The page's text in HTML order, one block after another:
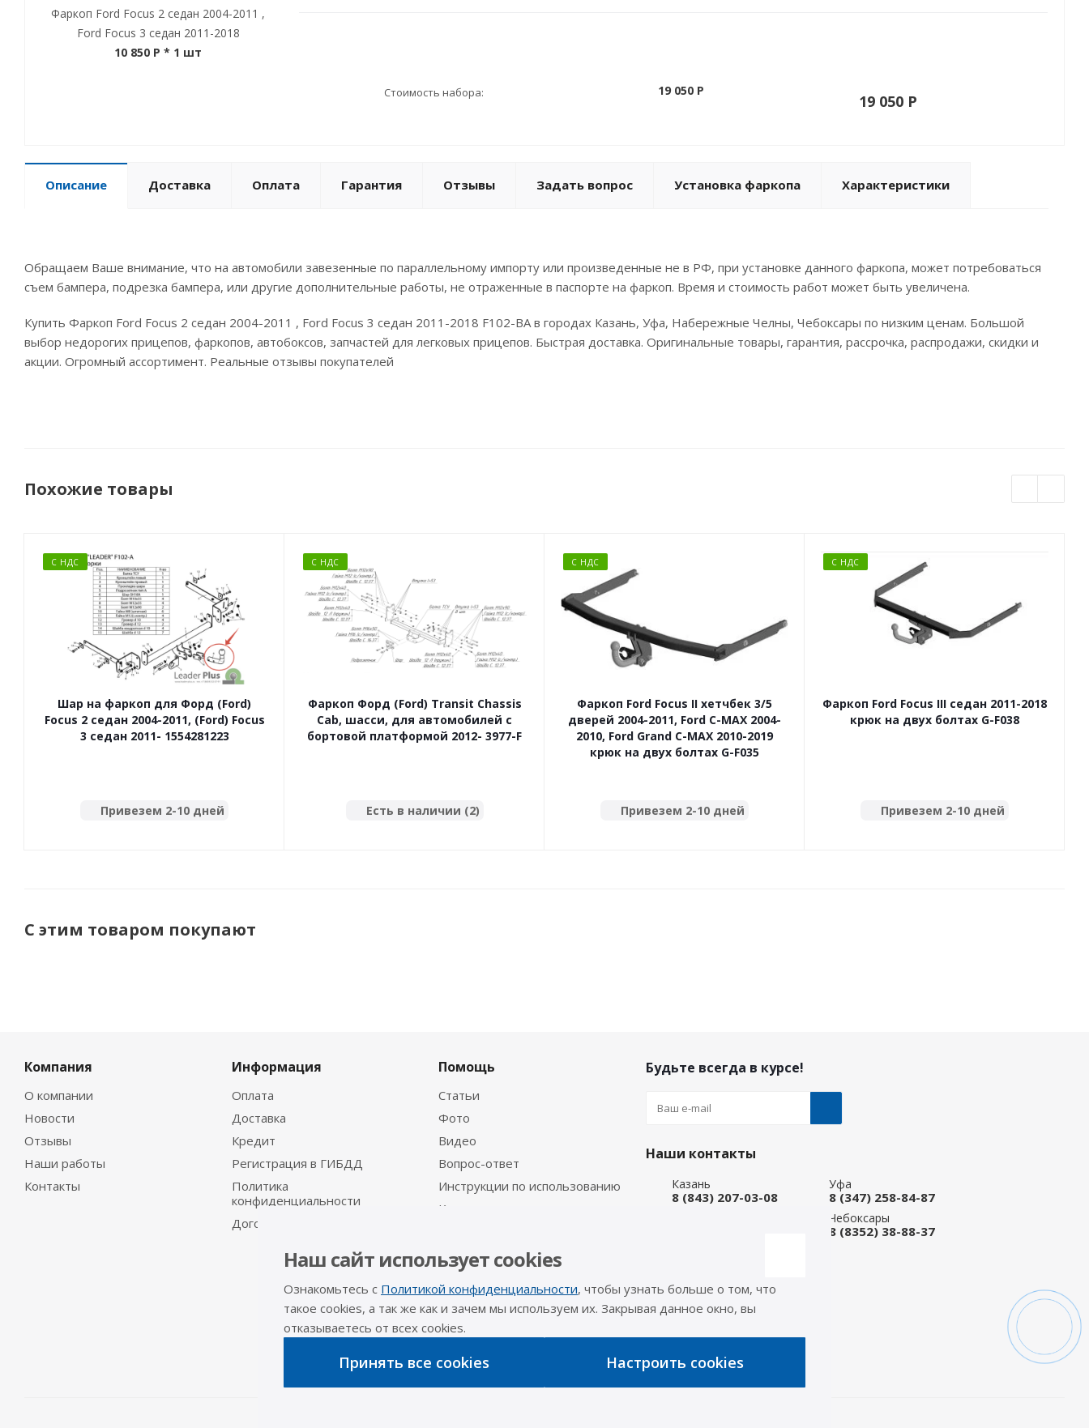
Фаркоп Ford Focus 2 седан 2004-2011 ,
Ford Focus 3 седан 2011-2018
10 850 P * 1 шт
Стоимость набора: 19 050 P
19 050 P
Описание Доставка Оплата Гарантия Отзывы Задать вопрос Установка фаркопа Характеристики
Обращаем Ваше внимание, что на автомобили завезенные по параллельному импорту или произведенные не в РФ, при установке данного фаркопа, может потребоваться
съем бампера, подрезка бампера, или другие дополнительные работы, не отраженные в паспорте на фаркоп. Время и стоимость работ может быть увеличена.
Купить Фаркоп Ford Focus 2 седан 2004-2011 , Ford Focus 3 седан 2011-2018 F102-BA в городах Казань, Уфа, Набережные Челны, Чебоксары по низким ценам. Большой
выбор недорогих прицепов, фаркопов, автобоксов, запчастей для легковых прицепов. Быстрая доставка. Оригинальные товары, гарантия, рассрочка, распродажи, скидки и
акции. Огромный ассортимент. Реальные отзывы покупателей
Похожие товары
С НДС
Шар на фаркоп для Форд (Ford)
Focus 2 седан 2004-2011, (Ford) Focus
3 седан 2011- 1554281223
Привезем 2-10 дней
С НДС
Фаркоп Форд (Ford) Transit Chassis
Cab, шасси, для автомобилей с
бортовой платформой 2012- 3977-F
Есть в наличии (2)
С НДС
Фаркоп Ford Focus II хетчбек 3/5
дверей 2004-2011, Ford C-MAX 2004-
2010, Ford Grand C-MAX 2010-2019
крюк на двух болтах G-F035
Привезем 2-10 дней
С НДС
Фаркоп Ford Focus III седан 2011-2018
крюк на двух болтах G-F038
Привезем 2-10 дней
С этим товаром покупают
Компания
О компании
Новости
Отзывы
Наши работы
Контакты
Информация
Оплата
Доставка
Кредит
Регистрация в ГИБДД
Политика
конфиденциальности
Договор-оферта
Помощь
Статьи
Фото
Видео
Вопрос-ответ
Инструкции по использованию
Каталог производителя
Будьте всегда в курсе!
Наши контакты
Казань
8 (843) 207-03-08
Уфа
8 (347) 258-84-87
Чебоксары
8 (8352) 38-88-37
info@a-pricep.ru
Наш сайт использует cookies
Ознакомьтесь с Политикой конфиденциальности, чтобы узнать больше о том, что
такое cookies, а так же как и зачем мы используем их. Закрывая данное окно, вы
отказываетесь от всех cookies.
Принять все cookies Настроить cookies